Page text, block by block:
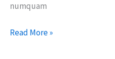
numquam
Read More »